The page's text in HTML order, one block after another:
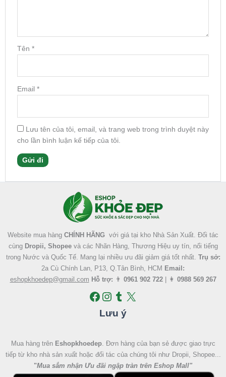
Tên *
Email *
Lưu tên của tôi, email, và trang web trong trình duyệt này
cho lần bình luận kế tiếp của tôi.
Website mua hàng CHÍNH HÃNG với giá tại kho Nhà Sản Xuất. Đối tác
cùng Dropii, Shopeevà các Nhãn Hàng, Thương Hiệu uy tín, nổi tiếng
trong Nước và Quốc Tế. Mang lại nhiều ưu đãi giảm giá tốt nhất. Trụ sở:
2a Cù Chính Lan, P13, Q.Tân Bình, HCM Email:
eshopkhoedep@gmail.com Hỗ trợ: 👨 0961 902 722| 👩 0988 569 267
Lưu ý
Mua hàng trên Eshopkhoedep. Đơn hàng của bạn sẻ được giao trực
tiếp từ kho nhà sản xuất hoặc đối tác của chúng tôi như Dropii, Shopee...
"Mua sắm nhận Ưu đãi ngập tràn trên Eshop Mall"